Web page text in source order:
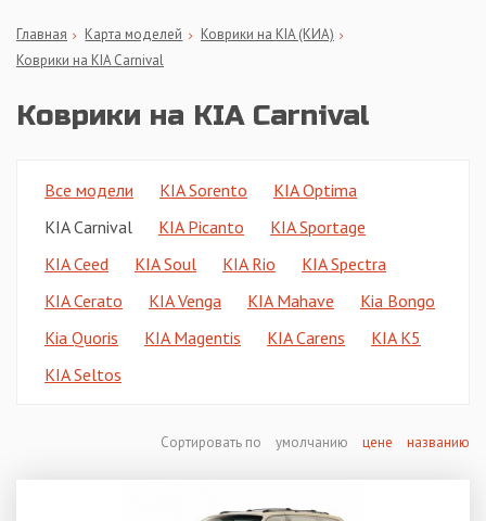
Главная Карта моделей
Коврики на KIA (КИА)
Коврики на KIA Carnival
Коврики на KIA Carnival
Все модели KIA Sorento
KIA Optima
KIA Carnival
KIA Picanto
KIA Sportage
KIA Ceed
KIA Soul KIA Rio
KIA Spectra
KIA Cerato
KIA Venga KIA Mahave
Kia Bongo
Kia Quoris
KIA Magentis KIA Carens
KIA K5
KIA Seltos
Сортировать по умолчанию цене названию